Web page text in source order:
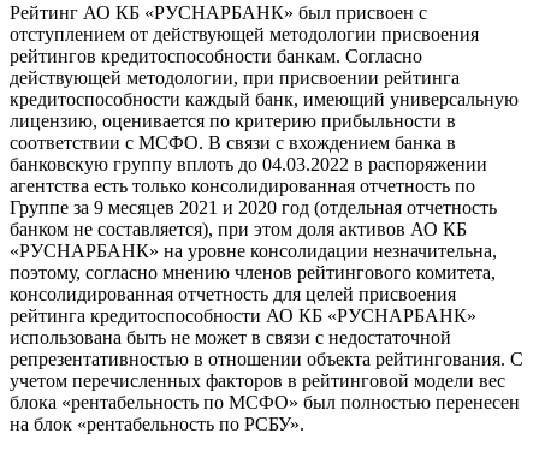
Рейтинг АО КБ «РУСНАРБАНК» был присвоен с
отступлением от действующей методологии присвоения
рейтингов кредитоспособности банкам. Согласно
действующей методологии, при присвоении рейтинга
кредитоспособности каждый банк, имеющий универсальную
лицензию, оценивается по критерию прибыльности в
соответствии с МСФО. В связи с вхождением банка в
банковскую группу вплоть до 04.03.2022 в распоряжении
агентства есть только консолидированная отчетность по
Группе за 9 месяцев 2021 и 2020 год (отдельная отчетность
банком не составляется), при этом доля активов АО КБ
«РУСНАРБАНК» на уровне консолидации незначительна,
поэтому, согласно мнению членов рейтингового комитета,
консолидированная отчетность для целей присвоения
рейтинга кредитоспособности АО КБ «РУСНАРБАНК»
использована быть не может в связи с недостаточной
репрезентативностью в отношении объекта рейтингования. С
учетом перечисленных факторов в рейтинговой модели вес
блока «рентабельность по МСФО» был полностью перенесен
на блок «рентабельность по РСБУ».